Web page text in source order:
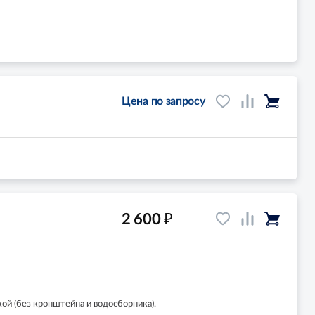
Цена по запросу
(без кронштейна и водосборника).
2 600₽